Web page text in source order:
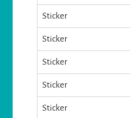
Sticker
Sticker
Sticker
Sticker
Sticker